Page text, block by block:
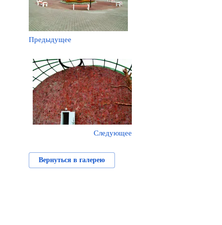
Предыдущее
Следующее
Вернуться в галерею